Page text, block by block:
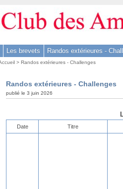
Les brevets Randos extérieures -
>Randos extérieures - Challenges
Randos extérieures - Challenges
publié le 3 juin 2026
Date Titre